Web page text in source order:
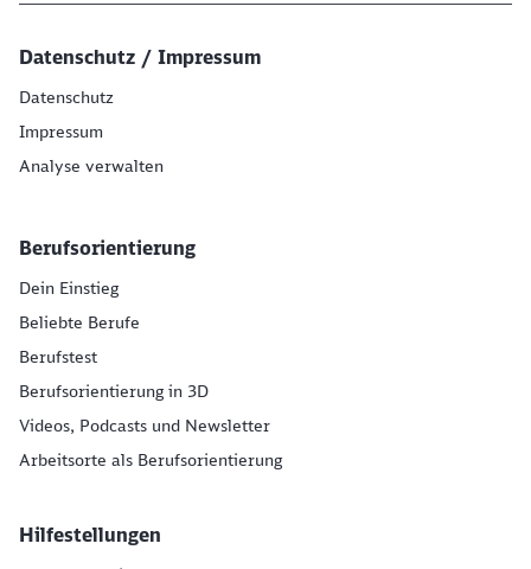
Datenschutz / Impressum
Datenschutz
Impressum
Analyse verwalten
Berufsorientierung
Dein Einstieg
Beliebte Berufe
Berufstest
Berufsorientierung in 3D
Videos, Podcasts und Newsletter
Arbeitsorte als Berufsorientierung
Hilfestellungen